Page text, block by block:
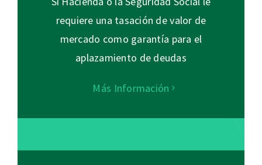
requiere una tasación de valor de
mercado como garantía para el
aplazamiento de deudas
Más Información